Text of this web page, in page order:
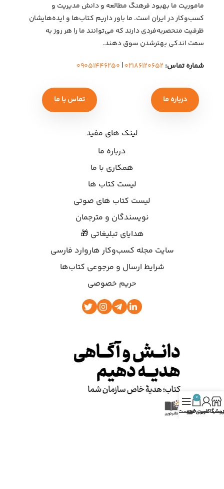
ماموریت ما بهبود فرهنگ مطالعه و دانش مدیریت و
کسب‌وکار در ایران است. ما باور داریم کتاب‌ها و ایده‌هایشان
ظرفیت منحصربه‌فردی دارند که می‌توانند ما را هر روز به
سمت اندکی بهتر‌شدن سوق دهند.
شماره تماس: ۰۲۱۸۶۱۲۰۶۵۲| ۰۹۰۵۱۴۴۶۲۵۰
درباره ما تماس با ما
لینک های مفید
درباره ما
همکاری با ما
لیست کتاب ها
لیست کتاب های صوتی
نویسندگان و مترجمان
هدایای تبلیغاتی 🎁
سایت مجله کسب‌وکار هاروارد فارسی
شرایط ارسال و مرجوعی کتاب‌ها
حریم خصوصی
کاربری من
0
سبد خریدفهرست